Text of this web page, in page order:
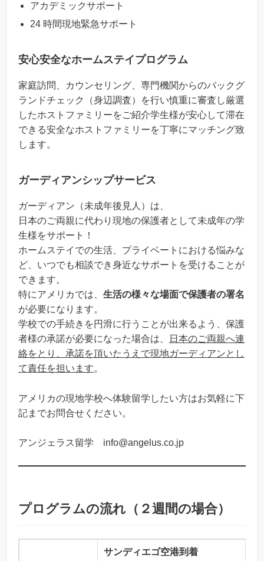
アカデミックサポート
24 時間現地緊急サポート
安心安全なホームステイプログラム
家庭訪問、カウンセリング、専門機関からのバックグ
ランドチェック（身辺調査）を行い慎重に審査し厳選
したホストファミリーをご紹介学生様が安心して滞在
できる安全なホストファミリーを丁寧にマッチング致
します。
ガーディアンシップサービス
ガーディアン（未成年後見人）は、
日本のご両親に代わり現地の保護者として未成年の学
生様をサポート！
ホームステイでの生活、プライベートにおける悩みな
ど、いつでも相談でき身近なサポートを受けることが
できます。
特にアメリカでは、 生活の様々な場面で保護者の署名
が必要になります。
学校での手続きを円滑に行うことが出来るよう、保護
者様の承諾が必要になった場合は、
日本のご両親へ連
絡をとり、承諾を頂いたうえで現地ガーディアンとし
て責任を担います。
アメリカの現地学校へ体験留学したい方はお気軽に下
記までお問合せください。
アンジェラス留学 info@angelus.co.jp
プログラムの流れ（２週間の場合）
サンディエゴ空港到着